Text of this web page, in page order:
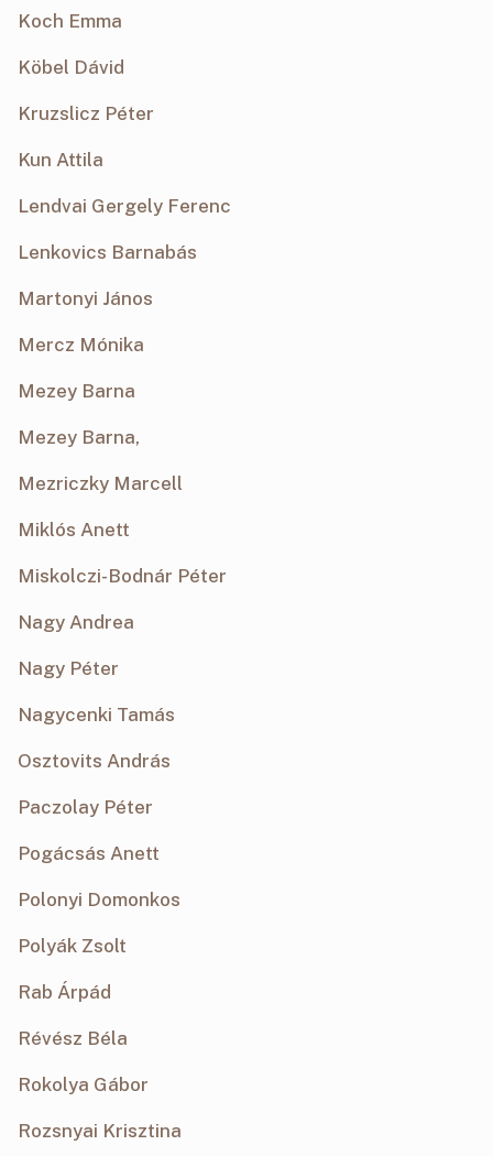
Koch Emma
Köbel Dávid
Kruzslicz Péter
Kun Attila
Lendvai Gergely Ferenc
Lenkovics Barnabás
Martonyi János
Mercz Mónika
Mezey Barna
Mezey Barna,
Mezriczky Marcell
Miklós Anett
Miskolczi-Bodnár Péter
Nagy Andrea
Nagy Péter
Nagycenki Tamás
Osztovits András
Paczolay Péter
Pogácsás Anett
Polonyi Domonkos
Polyák Zsolt
Rab Árpád
Révész Béla
Rokolya Gábor
Rozsnyai Krisztina